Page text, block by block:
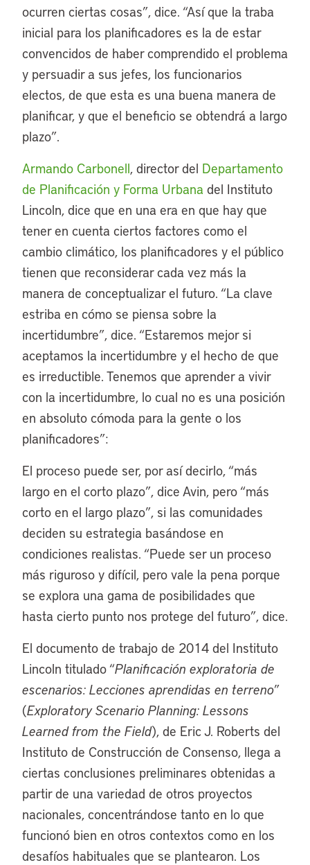
ocurren ciertas cosas”, dice. “Así que la traba
inicial para los planificadores es la de estar
convencidos de haber comprendido el problema
y persuadir a sus jefes, los funcionarios
electos, de que esta es una buena manera de
planificar, y que el beneficio se obtendrá a largo
plazo”.
Armando Carbonell, director del Departamento
de Planificación y Forma Urbana del Instituto
Lincoln, dice que en una era en que hay que
tener en cuenta ciertos factores como el
cambio climático, los planificadores y el público
tienen que reconsiderar cada vez más la
manera de conceptualizar el futuro. “La clave
estriba en cómo se piensa sobre la
incertidumbre”, dice. “Estaremos mejor si
aceptamos la incertidumbre y el hecho de que
es irreductible. Tenemos que aprender a vivir
con la incertidumbre, lo cual no es una posición
en absoluto cómoda para la gente o los
planificadores”:
El proceso puede ser, por así decirlo, “más
largo en el corto plazo”, dice Avin, pero “más
corto en el largo plazo”, si las comunidades
deciden su estrategia basándose en
condiciones realistas. “Puede ser un proceso
más riguroso y difícil, pero vale la pena porque
se explora una gama de posibilidades que
hasta cierto punto nos protege del futuro”, dice.
El documento de trabajo de 2014 del Instituto
Lincoln titulado “Planificación exploratoria de
escenarios: Lecciones aprendidas en terreno”
(Exploratory Scenario Planning: Lessons
Learned from the Field), de Eric J. Roberts del
Instituto de Construcción de Consenso, llega a
ciertas conclusiones preliminares obtenidas a
partir de una variedad de otros proyectos
nacionales, concentrándose tanto en lo que
funcionó bien en otros contextos como en los
desafíos habituales que se plantearon. Los